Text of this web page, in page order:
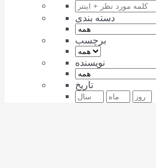
دسته بندی
برچسب
نویسنده
تاریخ